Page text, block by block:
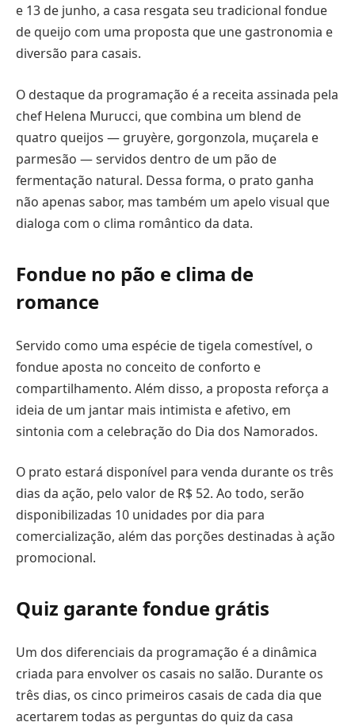
e 13 de junho, a casa resgata seu tradicional fondue
de queijo com uma proposta que une gastronomia e
diversão para casais.
O destaque da programação é a receita assinada pela
chef Helena Murucci, que combina um blend de
quatro queijos — gruyère, gorgonzola, muçarela e
parmesão — servidos dentro de um pão de
fermentação natural. Dessa forma, o prato ganha
não apenas sabor, mas também um apelo visual que
dialoga com o clima romântico da data.
Fondue no pão e clima de
romance
Servido como uma espécie de tigela comestível, o
fondue aposta no conceito de conforto e
compartilhamento. Além disso, a proposta reforça a
ideia de um jantar mais intimista e afetivo, em
sintonia com a celebração do Dia dos Namorados.
O prato estará disponível para venda durante os três
dias da ação, pelo valor de R$ 52. Ao todo, serão
disponibilizadas 10 unidades por dia para
comercialização, além das porções destinadas à ação
promocional.
Quiz garante fondue grátis
Um dos diferenciais da programação é a dinâmica
criada para envolver os casais no salão. Durante os
três dias, os cinco primeiros casais de cada dia que
acertarem todas as perguntas do quiz da casa